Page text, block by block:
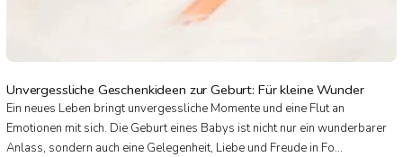
Unvergessliche Geschenkideen zur Geburt: Für kleine Wunder
Ein neues Leben bringt unvergessliche Momente und eine Flut an
Emotionen mit sich. Die Geburt eines Babys ist nicht nur ein wunderbarer
Anlass, sondern auch eine Gelegenheit, Liebe und Freude in Fo...